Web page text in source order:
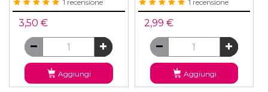
1 recensione
3,50 €
Aggiungi
1 recensione
2,99 €
Aggiungi